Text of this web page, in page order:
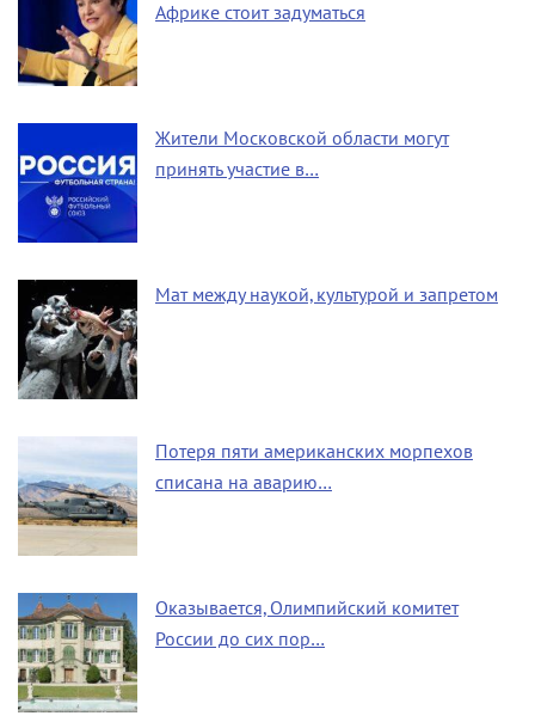
Африке стоит задуматься
Жители Московской области могут
принять участие в…
Мат между наукой, культурой и запретом
Потеря пяти американских морпехов
списана на аварию…
Оказывается, Олимпийский комитет
России до сих пор…